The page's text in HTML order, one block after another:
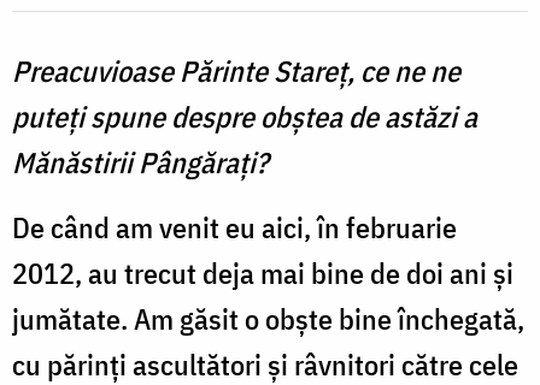
Preacuvioase Părinte Stareț, ce ne ne
puteți spune despre obștea de astăzi a
Mănăstirii Pângărați?
De când am venit eu aici, în februarie
2012, au trecut deja mai bine de doi ani și
jumătate. Am găsit o obște bine închegată,
cu părinți ascultători și râvnitori către cele